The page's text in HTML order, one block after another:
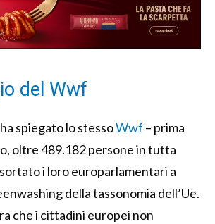
del Wwf
spiegato lo stessoWwf – prima
oltre 489.182 persone in tutta
i loro europarlamentari a
della tassonomia dell’Ue.
che i cittadini europei non